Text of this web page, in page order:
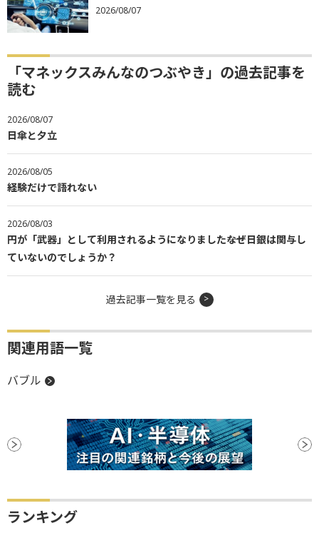
2026/08/07
「マネックスみんなのつぶやき」の過去記事を
読む
2026/08/07
日傘と夕立
2026/08/05
経験だけで語れない
2026/08/03
円が「武器」として利用されるようになりました――なぜ日銀は関与し
ていないのでしょうか？
過去記事一覧を見る
関連用語一覧
バブル
ランキング